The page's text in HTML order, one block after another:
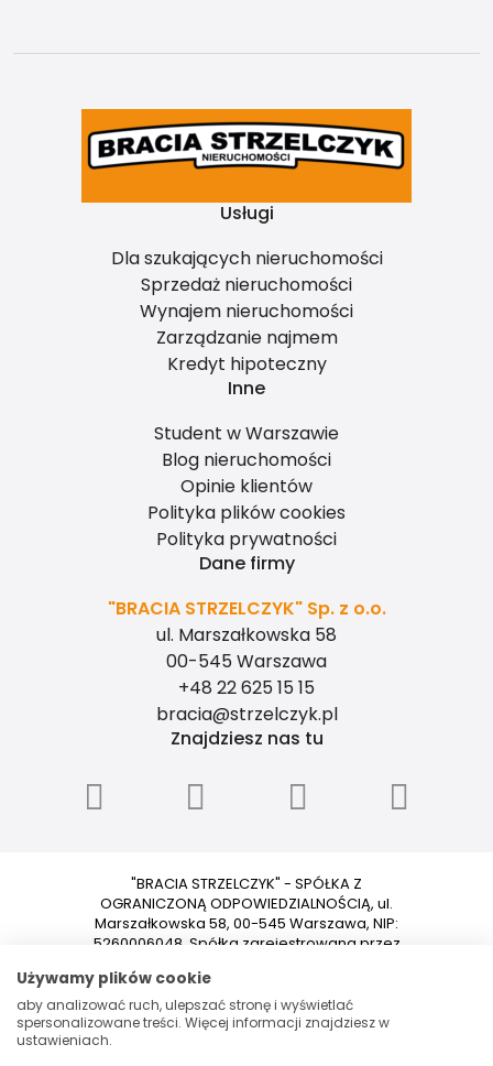
Usługi
Dla szukających nieruchomości
Sprzedaż nieruchomości
Wynajem nieruchomości
Zarządzanie najmem
Kredyt hipoteczny
Inne
Student w Warszawie
Blog nieruchomości
Opinie klientów
Polityka plików cookies
Polityka prywatności
Dane firmy
"BRACIA STRZELCZYK" Sp. z o.o.
ul. Marszałkowska 58
00-545 Warszawa
+48 22 625 15 15
bracia@strzelczyk.pl
Znajdziesz nas tu
"BRACIA STRZELCZYK" - SPÓŁKA Z
OGRANICZONĄ ODPOWIEDZIALNOŚCIĄ, ul.
Marszałkowska 58, 00-545 Warszawa, NIP:
5260006048, Spółka zarejestrowana przez
Warszawie XII Wydział Gospodarczy
Krajowego Rejestru Sądowego pod
numerem 0000153699. Kapitał zakładowy:
Używamy plików cookie
aby analizować ruch, ulepszać stronę i wyświetlać
spersonalizowane treści. Więcej informacji znajdziesz w
ustawieniach.